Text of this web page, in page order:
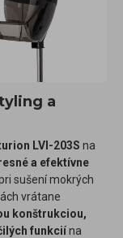
a
LVI-203S na
a efektívne
sušení mokrých
vrátane
konštrukciou,
funkciína